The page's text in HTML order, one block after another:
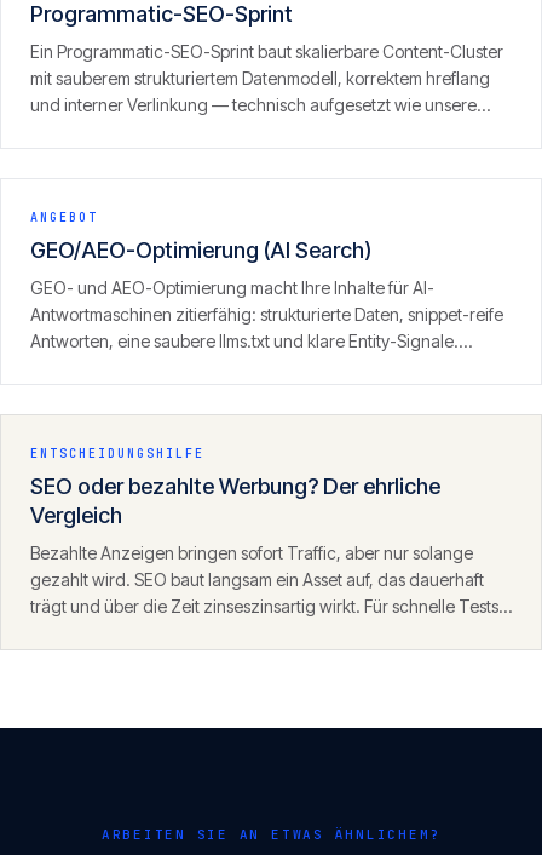
Programmatic-SEO-Sprint
Ein Programmatic-SEO-Sprint baut skalierbare Content-Cluster
mit sauberem strukturiertem Datenmodell, korrektem hreflang
und interner Verlinkung — technisch aufgesetzt wie unsere
ANGEBOT
GEO/AEO-Optimierung (AI Search)
GEO- und AEO-Optimierung macht Ihre Inhalte für AI-
Antwortmaschinen zitierfähig: strukturierte Daten, snippet-reife
Antworten, eine saubere llms.txt und klare Entity-Signale.
ENTSCHEIDUNGSHILFE
SEO oder bezahlte Werbung? Der ehrliche
Vergleich
Bezahlte Anzeigen bringen sofort Traffic, aber nur solange
gezahlt wird. SEO baut langsam ein Asset auf, das dauerhaft
trägt und über die Zeit zinseszinsartig wirkt. Für schnelle Tests
ARBEITEN SIE AN ETWAS ÄHNLICHEM?